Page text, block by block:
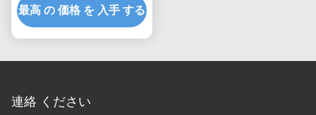
最高 の 価格 を 入手 する
連絡 ください